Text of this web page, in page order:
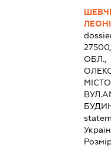
ОБЛ.,